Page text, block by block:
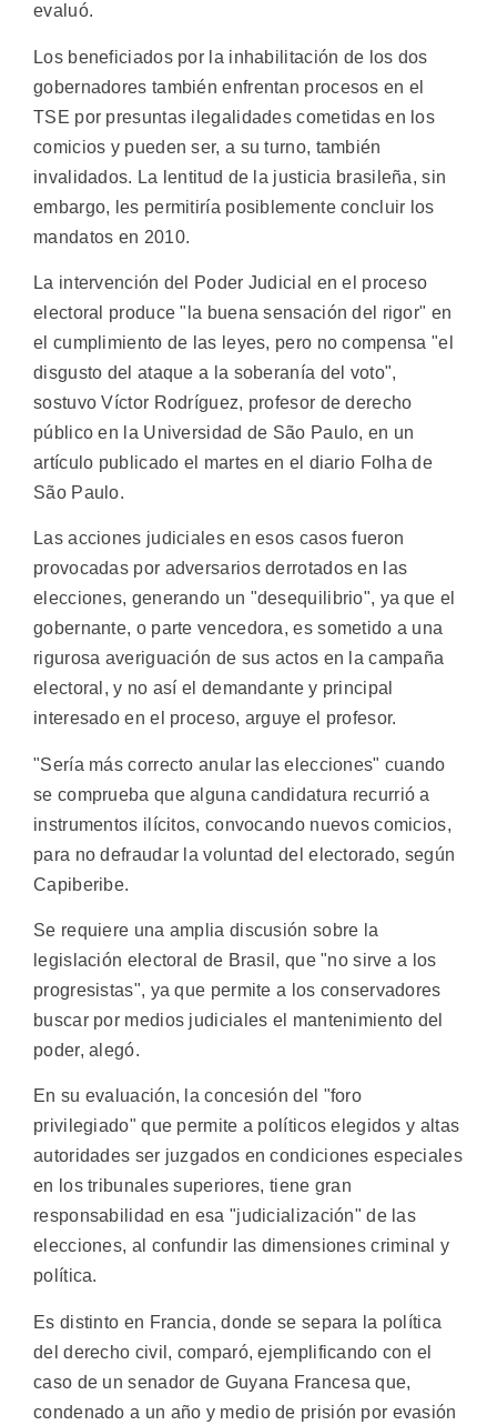
evaluó.
Los beneficiados por la inhabilitación de los dos
gobernadores también enfrentan procesos en el
TSE por presuntas ilegalidades cometidas en los
comicios y pueden ser, a su turno, también
invalidados. La lentitud de la justicia brasileña, sin
embargo, les permitiría posiblemente concluir los
mandatos en 2010.
La intervención del Poder Judicial en el proceso
electoral produce "la buena sensación del rigor" en
el cumplimiento de las leyes, pero no compensa "el
disgusto del ataque a la soberanía del voto",
sostuvo Víctor Rodríguez, profesor de derecho
público en la Universidad de São Paulo, en un
artículo publicado el martes en el diario Folha de
São Paulo.
Las acciones judiciales en esos casos fueron
provocadas por adversarios derrotados en las
elecciones, generando un "desequilibrio", ya que el
gobernante, o parte vencedora, es sometido a una
rigurosa averiguación de sus actos en la campaña
electoral, y no así el demandante y principal
interesado en el proceso, arguye el profesor.
"Sería más correcto anular las elecciones" cuando
se comprueba que alguna candidatura recurrió a
instrumentos ilícitos, convocando nuevos comicios,
para no defraudar la voluntad del electorado, según
Capiberibe.
Se requiere una amplia discusión sobre la
legislación electoral de Brasil, que "no sirve a los
progresistas", ya que permite a los conservadores
buscar por medios judiciales el mantenimiento del
poder, alegó.
En su evaluación, la concesión del "foro
privilegiado" que permite a políticos elegidos y altas
autoridades ser juzgados en condiciones especiales
en los tribunales superiores, tiene gran
responsabilidad en esa "judicialización" de las
elecciones, al confundir las dimensiones criminal y
política.
Es distinto en Francia, donde se separa la política
del derecho civil, comparó, ejemplificando con el
caso de un senador de Guyana Francesa que,
condenado a un año y medio de prisión por evasión